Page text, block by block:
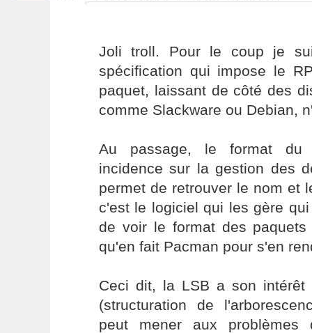
Joli troll. Pour le coup je
spécification qui impose le
paquet, laissant de côté des
comme Slackware ou Debian,
Au passage, le format du
incidence sur la gestion des
permet de retrouver le nom et
c'est le logiciel qui les gère
de voir le format des
qu'en fait Pacman pour s'en
Ceci dit, la LSB a son intérêt
(structuration de
peut mener aux problèmes